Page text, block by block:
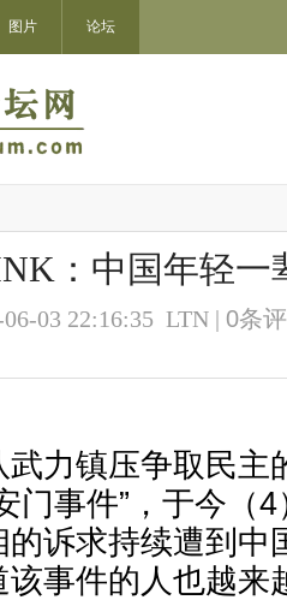
图片 论坛
：中国年轻一
06-03 22:16:35 LTN | 0条
力镇压争取民主
门事件”，于今（
诉求持续遭到中
事件的人也越来